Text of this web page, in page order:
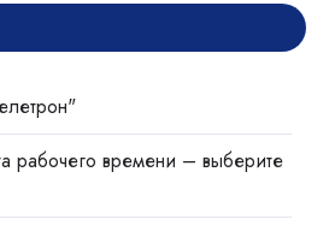
рабочего времени – выберите